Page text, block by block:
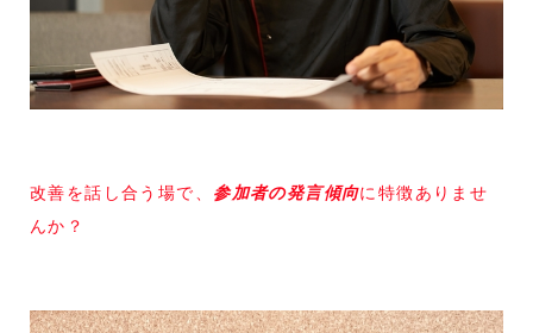
改善を話し合う場で、 参加者の発言傾向に特徴ありませ
んか？